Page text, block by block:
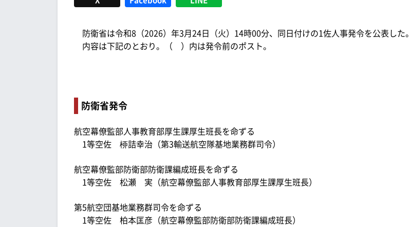
防衛省は令和8（2026）年3月24日（火）14時00分、同日付けの1佐人事発令を公表した。
内容は下記のとおり。（ ）内は発令前のポスト。
防衛省発令
航空幕僚監部人事教育部厚生課厚生班長を命ずる
1等空佐 桺詰幸治（第3輸送航空隊基地業務群司令）
航空幕僚監部防衛部防衛課編成班長を命ずる
1等空佐 松瀬 実（航空幕僚監部人事教育部厚生課厚生班長）
第5航空団基地業務群司令を命ずる
1等空佐 柏本匡彦（航空幕僚監部防衛部防衛課編成班長）